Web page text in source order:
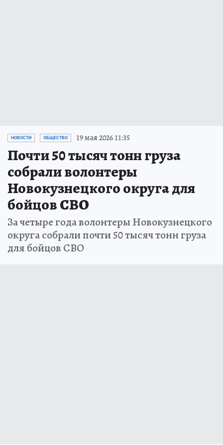
НОВОСТИ ОБЩЕСТВО 19 мая 2026 11:35
Почти 50 тысяч тонн груза
собрали волонтеры
Новокузнецкого округа для
бойцов СВО
За четыре года волонтеры Новокузнецкого
округа собрали почти 50 тысяч тонн груза
для бойцов СВО